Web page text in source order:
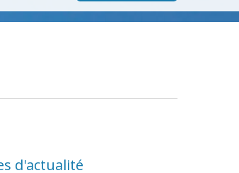
d'actualité